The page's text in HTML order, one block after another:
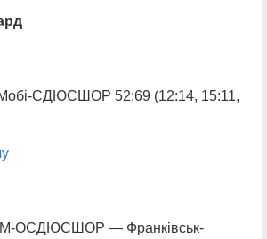
СДЮСШОР 52:69 (12:14, 15:11,
ОСДЮСШОР — Франківськ-